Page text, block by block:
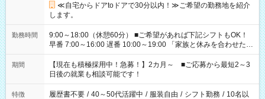
≪自宅からドアtoドアで30分以内！≫ご希望の勤務地を紹介
します。
勤務時間
9:00～18:00（休憩60分） ■ご希望があれば下記シフトもOK！
早番 7:00～16:00 遅番 10:00～19:00 「家族と休みを合わせた
い」 「余裕を持って夕飯の準備がしたい」 「できれば残業はし
たくない」 など、ご希望を教えてくださいね。 ※Wワーク希望
の方へ 今ご覧のお仕事で希望する勤務時間と、もう1つのお仕事
の勤務時間。 合計で週40時間を超える場合は応募できません。
期間
【現在も積極採用中！急募！】2カ月～ ■ご応募から最短2～3
日後の就業も相談可能です！
特徴 履歴書不要 / 40～50代活躍中 / 服装自由 / シフト勤務 / 10名以